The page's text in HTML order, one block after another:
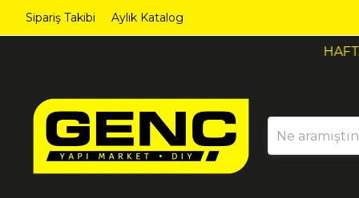
Sipariş Takibi Aylık Katalog